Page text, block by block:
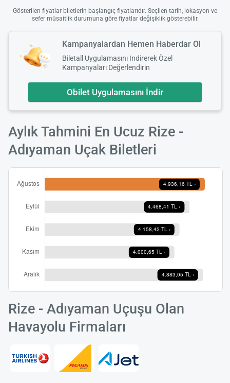
Gösterilen fiyatlar biletlerin başlangıç fiyatlarıdır. Seçilen tarih, lokasyon ve
sefer müsaitlik durumuna göre fiyatlar değişiklik gösterebilir.
Kampanyalardan Hemen Haberdar Ol
Biletall Uygulamasını Indirerek Özel
Kampanyaları Değerlendirin
Obilet Uygulamasını İndir
Aylık Tahmini En Ucuz Rize -
Adıyaman Uçak Biletleri
Rize - Adıyaman Uçuşu Olan
Havayolu Firmaları